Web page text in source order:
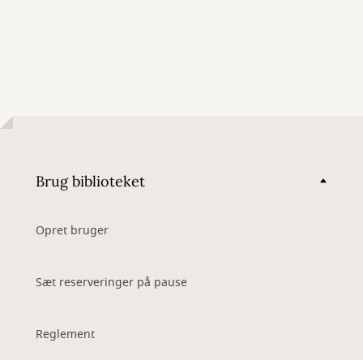
Brug biblioteket
Opret bruger
Sæt reserveringer på pause
Reglement